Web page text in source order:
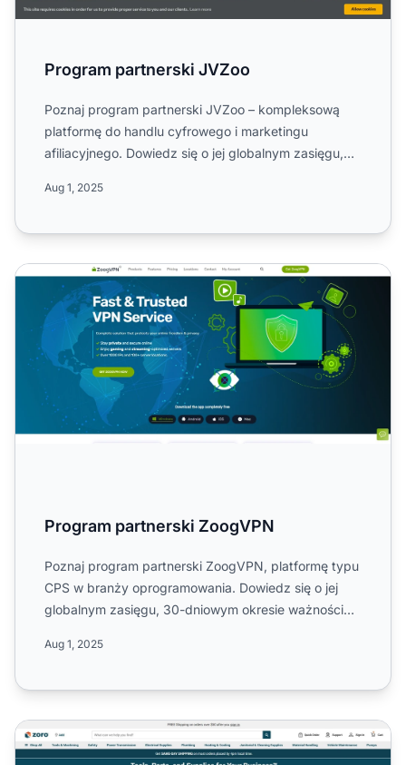
Program partnerski JVZoo
Poznaj program partnerski JVZoo – kompleksową
platformę do handlu cyfrowego i marketingu
afiliacyjnego. Dowiedz się o jej globalnym zasięgu,
Aug 1, 2025
Program partnerski ZoogVPN
Program partnerski ZoogVPN
Poznaj program partnerski ZoogVPN, platformę typu
CPS w branży oprogramowania. Dowiedz się o jej
globalnym zasięgu, 30-dniowym okresie ważności
Aug 1, 2025
Program partnerski Zoro